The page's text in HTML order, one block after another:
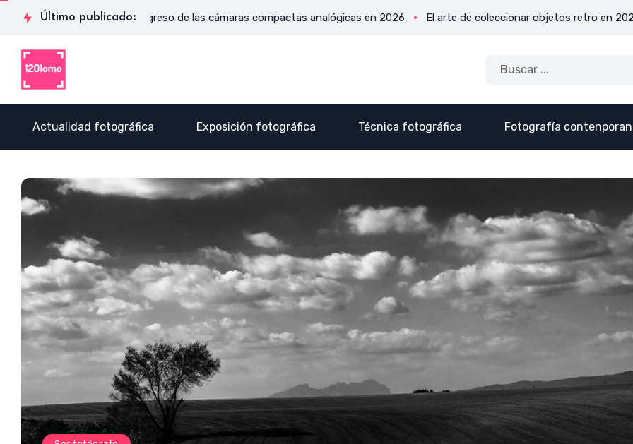
Último publicado:
que se toca El regreso de las cámaras compactas analógicas en 2026 El arte de coleccionar objetos retro en 2026
Actualidad fotográfica Exposición fotográfica Técnica fotográfica Fotografía